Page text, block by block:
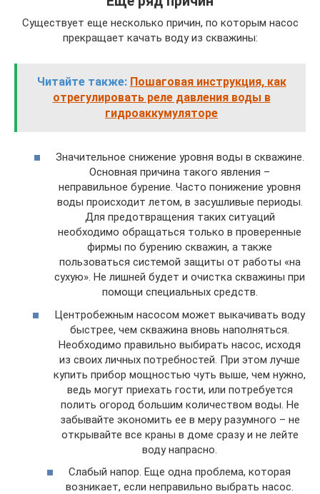
Существует еще несколько причин, по которым насос
прекращает качать воду из скважины:
Читайте также: Пошаговая инструкция, как
отрегулировать реле давления воды в
гидроаккумуляторе
Значительное снижение уровня воды в скважине.
Основная причина такого явления –
неправильное бурение. Часто понижение уровня
воды происходит летом, в засушливые периоды.
Для предотвращения таких ситуаций
необходимо обращаться только в проверенные
фирмы по бурению скважин, а также
пользоваться системой защиты от работы «на
сухую». Не лишней будет и очистка скважины при
помощи специальных средств.
Центробежным насосом может выкачивать воду
быстрее, чем скважина вновь наполняться.
Необходимо правильно выбирать насос, исходя
из своих личных потребностей. При этом лучше
купить прибор мощностью чуть выше, чем нужно,
ведь могут приехать гости, или потребуется
полить огород большим количеством воды. Не
забывайте экономить ее в меру разумного – не
открывайте все краны в доме сразу и не лейте
воду напрасно.
Слабый напор. Еще одна проблема, которая
возникает, если неправильно выбрать насос.